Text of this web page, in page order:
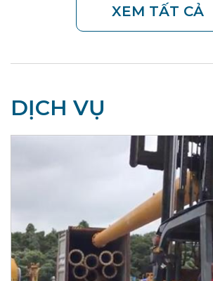
XEM TẤT CẢ
DỊCH VỤ